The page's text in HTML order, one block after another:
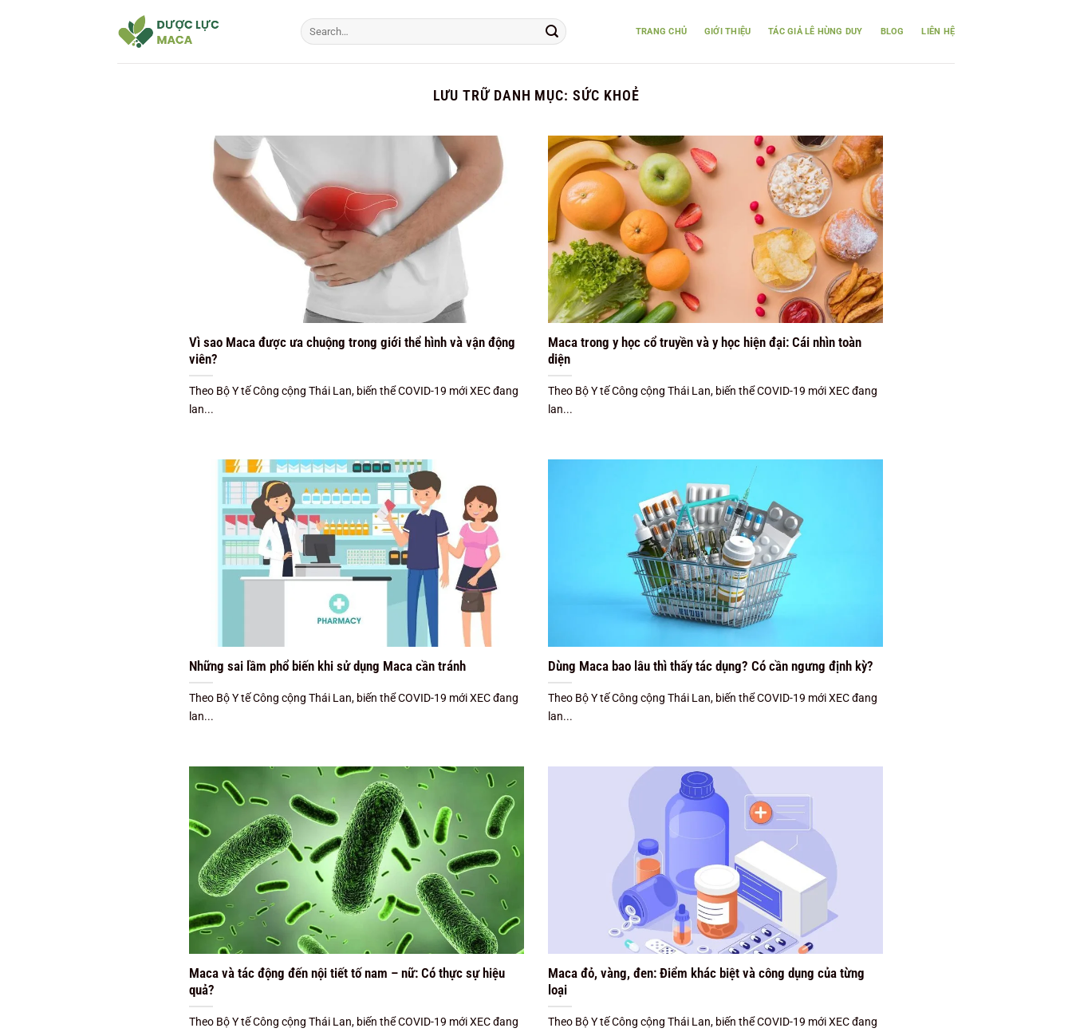
TRANG CHỦ GIỚI THIỆU TÁC GIẢ LÊ HÙNG DUY BLOG LIÊN HỆ
LƯU TRỮ DANH MỤC:SỨC KHOẺ
Vì sao Maca được ưa chuộng trong giới thể hình và vận động
viên?
Theo Bộ Y tế Công cộng Thái Lan, biến thể COVID-19 mới XEC đang
lan...
Maca trong y học cổ truyền và y học hiện đại: Cái nhìn toàn
diện
Theo Bộ Y tế Công cộng Thái Lan, biến thể COVID-19 mới XEC đang
lan...
Những sai lầm phổ biến khi sử dụng Maca cần tránh
Theo Bộ Y tế Công cộng Thái Lan, biến thể COVID-19 mới XEC đang
lan...
Dùng Maca bao lâu thì thấy tác dụng? Có cần ngưng định kỳ?
Theo Bộ Y tế Công cộng Thái Lan, biến thể COVID-19 mới XEC đang
lan...
Maca và tác động đến nội tiết tố nam – nữ: Có thực sự hiệu
quả?
Theo Bộ Y tế Công cộng Thái Lan, biến thể COVID-19 mới XEC đang
Maca đỏ, vàng, đen: Điểm khác biệt và công dụng của từng
loại
Theo Bộ Y tế Công cộng Thái Lan, biến thể COVID-19 mới XEC đang